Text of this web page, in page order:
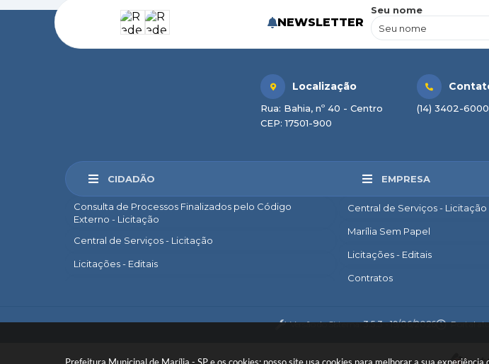
NEWSLETTER
Seu nome
CIDADÃO
Consulta de Processos Finalizados pelo Código
Externo - Licitação
Central de Serviços - Licitação
Licitações - Editais
Legislação Municipal
EMPRESA
Central de Serviços - Licitação
Marília Sem Papel
Licitações - Editais
Contratos
Diário Oficial
Localização
Rua: Bahia, nº 40 - Centro
CEP: 17501-900
(14) 3402-6000
Versão do Sistema:3.5.3 - 19/06/2026 Portal